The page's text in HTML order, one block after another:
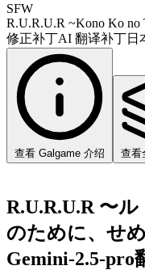
SFW
R.U.R.U.R ~Kono Ko no
修正补丁AI 翻译补丁日
查看 Galgame 介绍 查看
R.U.R.U.R 〜
のために、せ
Gemini-2.5-pro